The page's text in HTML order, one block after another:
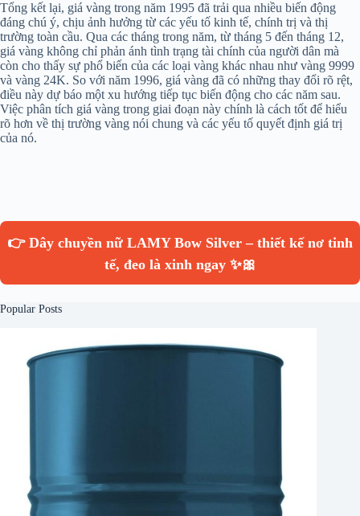
Tổng kết lại, giá vàng trong năm 1995 đã trải qua nhiều biến động
đáng chú ý, chịu ảnh hưởng từ các yếu tố kinh tế, chính trị và thị
trường toàn cầu. Qua các tháng trong năm, từ tháng 5 đến tháng 12,
giá vàng không chỉ phản ánh tình trạng tài chính của người dân mà
còn cho thấy sự phổ biến của các loại vàng khác nhau như vàng 9999
và vàng 24K. So với năm 1996, giá vàng đã có những thay đổi rõ rệt,
điều này dự báo một xu hướng tiếp tục biến động cho các năm sau.
Việc phân tích giá vàng trong giai đoạn này chính là cách tốt để hiểu
rõ hơn về thị trường vàng nói chung và các yếu tố quyết định giá trị
của nó.
👉 Dây chuyền nữ LAMY Bow Silver – thiết kế nơ tinh
tế, đeo là xinh ngay ✨🎀
Popular Posts